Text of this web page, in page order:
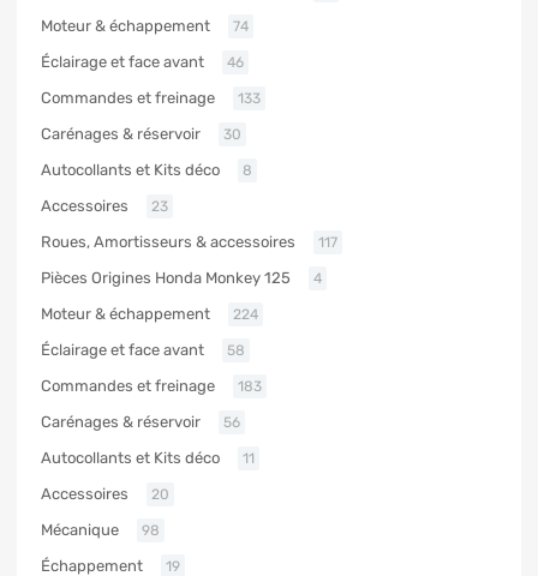
Moteur & échappement 74
Éclairage et face avant 46
Commandes et freinage 133
Carénages & réservoir 30
Autocollants et Kits déco 8
Accessoires 23
Roues, Amortisseurs & accessoires 117
Pièces Origines Honda Monkey 125 4
Moteur & échappement 224
Éclairage et face avant 58
Commandes et freinage 183
Carénages & réservoir 56
Autocollants et Kits déco 11
Accessoires 20
Mécanique 98
Échappement 19